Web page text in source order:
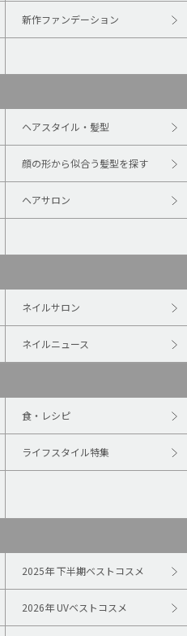
新作ファンデーション
ヘアスタイル・髪型
顔の形から似合う髪型を探す
ヘアサロン
ネイルサロン
ネイルニュース
食・レシピ
ライフスタイル特集
2025年 下半期ベストコスメ
2026年 UVベストコスメ